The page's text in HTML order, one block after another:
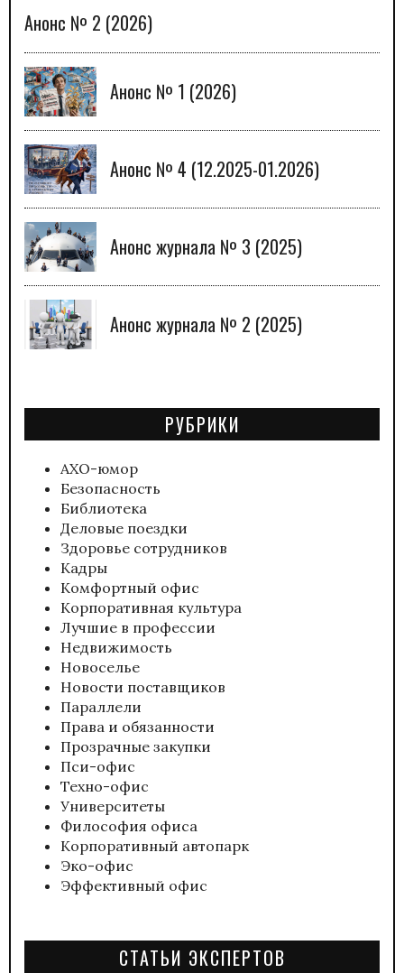
Анонс № 2 (2026)
Анонс № 1 (2026)
Анонс № 4 (12.2025-01.2026)
Анонс журнала № 3 (2025)
Анонс журнала № 2 (2025)
РУБРИКИ
АХО-юмор
Безопасность
Библиотека
Деловые поездки
Здоровье сотрудников
Кадры
Комфортный офис
Корпоративная культура
Лучшие в профессии
Недвижимость
Новоселье
Новости поставщиков
Параллели
Права и обязанности
Прозрачные закупки
Пси-офис
Техно-офис
Университеты
Философия офиса
Корпоративный автопарк
Эко-офис
Эффективный офис
СТАТЬИ ЭКСПЕРТОВ